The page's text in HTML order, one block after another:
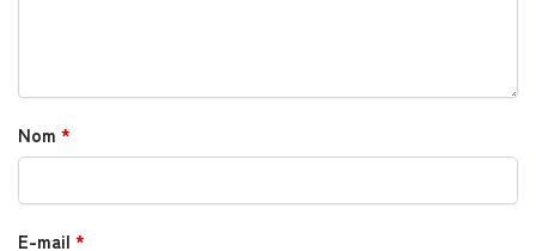
Nom *
E-mail *